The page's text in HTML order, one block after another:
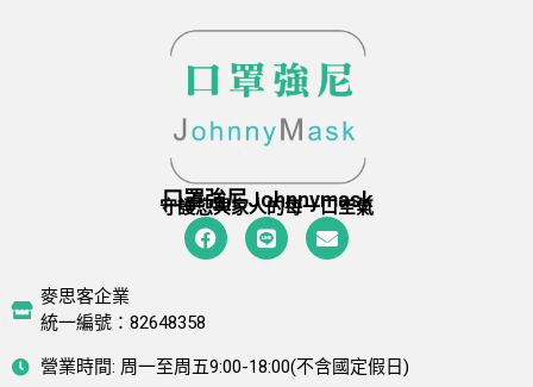
口罩強尼Johnnymask
守護您與家人的每一口空氣
麥思客企業
統一編號：82648358
營業時間: 周一至周五9:00-18:00(不含國定假日)